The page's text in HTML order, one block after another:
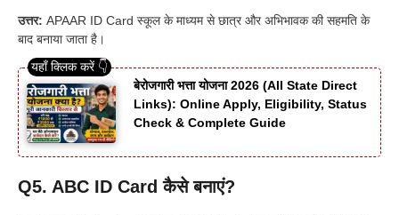
उत्तर: APAAR ID Card स्कूल के माध्यम से छात्र और अभिभावक की सहमति के
बाद बनाया जाता है।
बेरोजगारी भत्ता योजना 2026 (All State Direct
Links): Online Apply, Eligibility, Status
Check & Complete Guide
Q5. ABC ID Card कैसे बनाएं?